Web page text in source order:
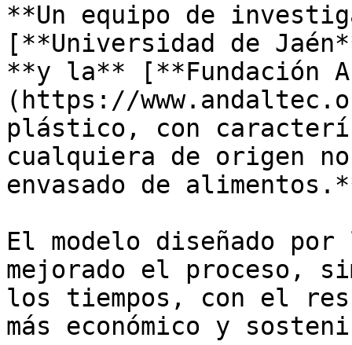
**Un equipo de
[**Universidad de
**y la** [**Fundación
(https://
plástico, con
cualquiera de origen
envasado de
El modelo diseñado
mejorado el proceso,
los tiempos, con el
más económico y